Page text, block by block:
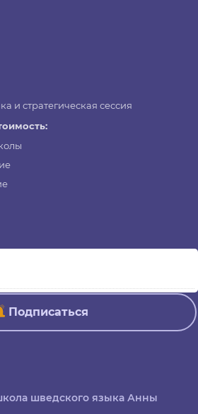
и стратегическая сессия
Подписаться
шведского языка Анны